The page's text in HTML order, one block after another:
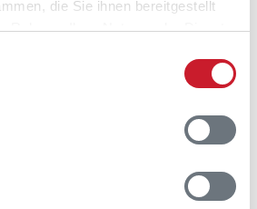
die Sie ihnen bereitgestellt
Rahmen Ihrer Nutzung der Dienste